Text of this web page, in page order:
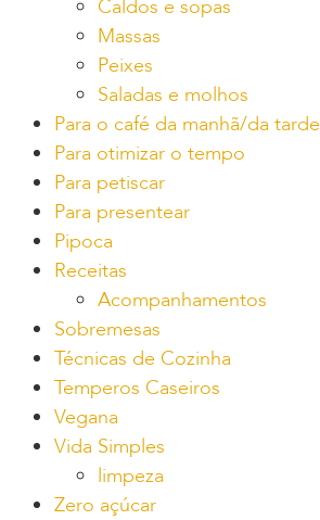
Caldos e sopas
Massas
Peixes
Saladas e molhos
Para o café da manhã/da tarde
Para otimizar o tempo
Para petiscar
Para presentear
Pipoca
Receitas
Acompanhamentos
Sobremesas
Técnicas de Cozinha
Temperos Caseiros
Vegana
Vida Simples
limpeza
Zero açúcar